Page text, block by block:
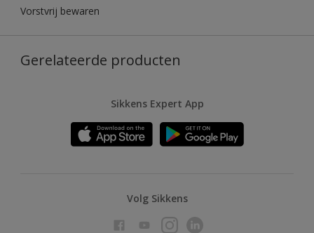
Vorstvrij bewaren
Gerelateerde producten
Sikkens Expert App
Volg Sikkens